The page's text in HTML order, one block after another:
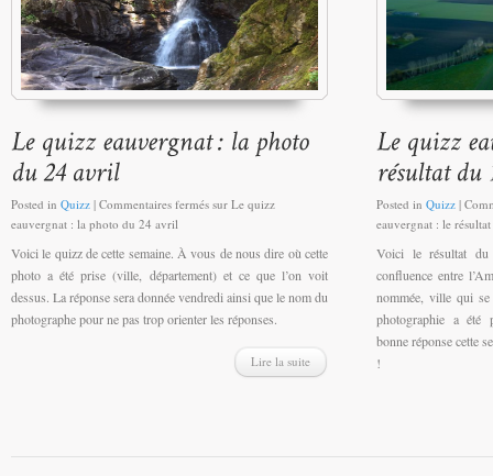
Posted in Quizz | Commentaires fermés sur Le quizz
eauvergnat : la photo du 24 avril
Voici le quizz de cette semaine. À vous de nous dire où cette
photo a été prise (ville, département) et ce que l’on voit
dessus. La réponse sera donnée vendredi ainsi que le nom du
photographe pour ne pas trop orienter les réponses.
Lire la suite
Posted in Quizz |
eauvergnat : le
Voici le résultat
confluence entre
nommée, ville qui
photographie a
bonne réponse cette
!